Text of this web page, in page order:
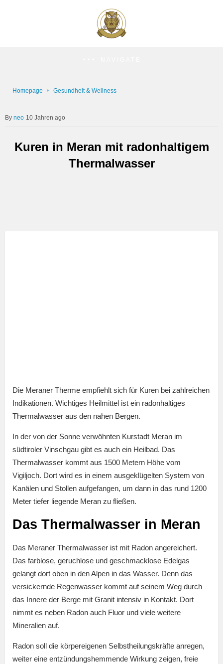
Homepage Gesundheit & Wellness
neo 10 Jahren ago
Kuren in Meran mit radonhaltigem
Thermalwasser
Die Meraner Therme empfiehlt sich für Kuren bei zahlreichen
Indikationen. Wichtiges Heilmittel ist ein radonhaltiges
Thermalwasser aus den nahen Bergen.
In der von der Sonne verwöhnten Kurstadt Meran im
südtiroler Vinschgau gibt es auch ein Heilbad. Das
Thermalwasser kommt aus 1500 Metern Höhe vom
Vigiljoch. Dort wird es in einem ausgeklügelten System von
Kanälen und Stollen aufgefangen, um dann in das rund 1200
Meter tiefer liegende Meran zu fließen.
Das Thermalwasser in Meran
Das Meraner Thermalwasser ist mit Radon angereichert.
Das farblose, geruchlose und geschmacklose Edelgas
gelangt dort oben in den Alpen in das Wasser. Denn das
versickernde Regenwasser kommt auf seinem Weg durch
das Innere der Berge mit Granit intensiv in Kontakt. Dort
nimmt es neben Radon auch Fluor und viele weitere
Mineralien auf.
Radon soll die körpereigenen Selbstheilungskräfte anregen,
weiter eine entzündungshemmende Wirkung zeigen, freie